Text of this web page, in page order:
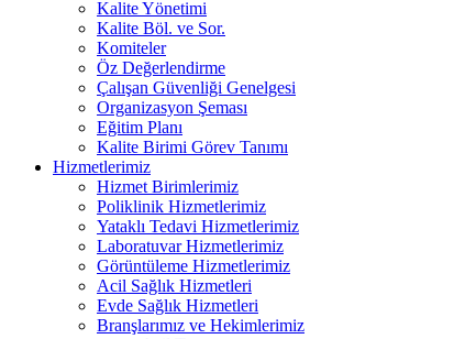
Kalite Yönetimi
Kalite Böl. ve Sor.
Komiteler
Öz Değerlendirme
Çalışan Güvenliği Genelgesi
Organizasyon Şeması
Eğitim Planı
Kalite Birimi Görev Tanımı
Hizmetlerimiz
Hizmet Birimlerimiz
Poliklinik Hizmetlerimiz
Yataklı Tedavi Hizmetlerimiz
Laboratuvar Hizmetlerimiz
Görüntüleme Hizmetlerimiz
Acil Sağlık Hizmetleri
Evde Sağlık Hizmetleri
Branşlarımız ve Hekimlerimiz